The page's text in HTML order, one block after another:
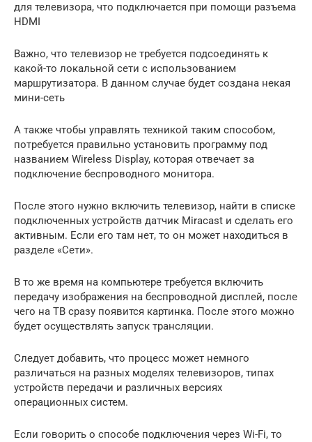
для телевизора, что подключается при помощи разъема
HDMI
Важно, что телевизор не требуется подсоединять к
какой-то локальной сети с использованием
маршрутизатора. В данном случае будет создана некая
мини-сеть
А также чтобы управлять техникой таким способом,
потребуется правильно установить программу под
названием Wireless Display, которая отвечает за
подключение беспроводного монитора.
После этого нужно включить телевизор, найти в списке
подключенных устройств датчик Miracast и сделать его
активным. Если его там нет, то он может находиться в
разделе «Сети».
В то же время на компьютере требуется включить
передачу изображения на беспроводной дисплей, после
чего на ТВ сразу появится картинка. После этого можно
будет осуществлять запуск трансляции.
Следует добавить, что процесс может немного
различаться на разных моделях телевизоров, типах
устройств передачи и различных версиях
операционных систем.
Если говорить о способе подключения через Wi-Fi, то